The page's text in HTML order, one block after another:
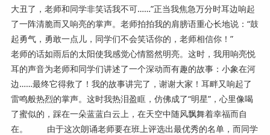
大丑了，老师和同学非笑话我不可……”正当我焦急万分时耳边响起
了一阵清脆而又响亮的掌声。老师拍拍我的肩膀语重心长地说：“鼓
起勇气，勇敢一点儿，同学们不会笑话你的，老师相信你！”
老师的话如雨后的太阳使我感觉心情豁然明亮。这时，我用响亮悦
耳的声音为老师和同学们讲述了一个深动而有趣的故事：小象在河
边……最终它得救了！我的故事讲完了，谢谢大家！耳畔又响起了
雷鸣般热烈的掌声。这时我热泪盈眶，仿佛成了“明星”，心里像喝
了蜜似的，踩在一朵蓝蓝白云上，在天空中随风飘舞着幸福而自
在。 由于这次朗诵老师要在班上评选出最优秀的名单，而同学